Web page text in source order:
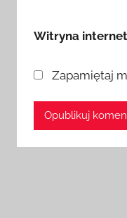
Witryna
Zapamiętaj